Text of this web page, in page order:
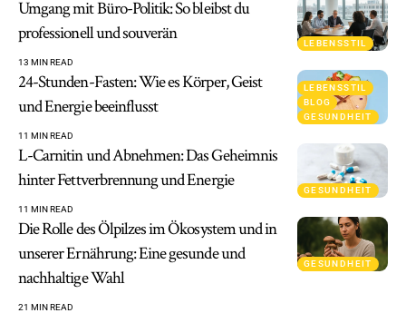
LEBENSSTIL
Umgang mit Büro-Politik: So bleibst du
professionell und souverän
13 MIN READ
LEBENSSTIL
BLOG
GESUNDHEIT
24-Stunden-Fasten: Wie es Körper, Geist
und Energie beeinflusst
11 MIN READ
GESUNDHEIT
L-Carnitin und Abnehmen: Das Geheimnis
hinter Fettverbrennung und Energie
11 MIN READ
GESUNDHEIT
Die Rolle des Ölpilzes im Ökosystem und in
unserer Ernährung: Eine gesunde und
nachhaltige Wahl
21 MIN READ